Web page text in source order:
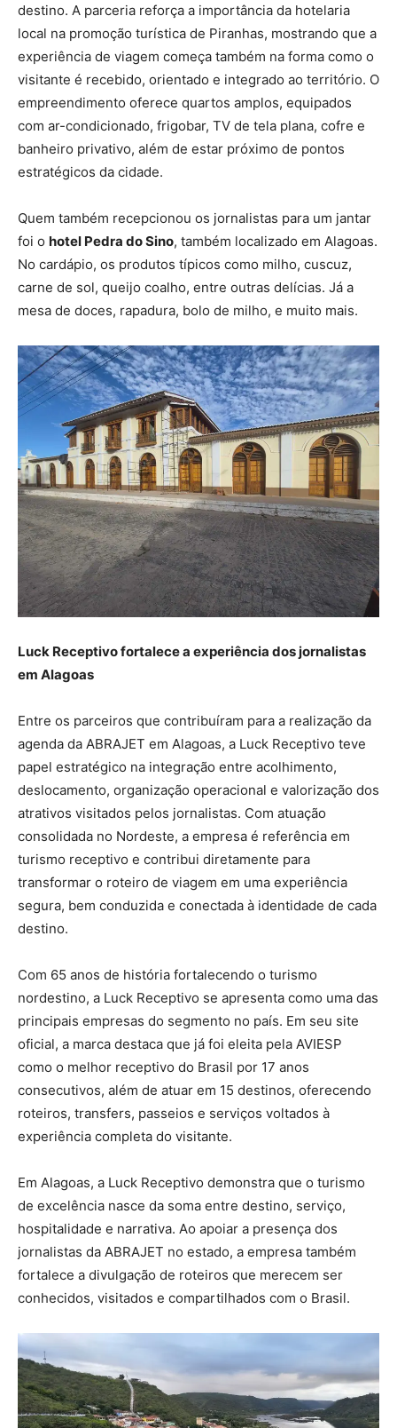
destino. A parceria reforça a importância da hotelaria
local na promoção turística de Piranhas, mostrando que a
experiência de viagem começa também na forma como o
visitante é recebido, orientado e integrado ao território. O
empreendimento oferece quartos amplos, equipados
com ar-condicionado, frigobar, TV de tela plana, cofre e
banheiro privativo, além de estar próximo de pontos
estratégicos da cidade.
Quem também recepcionou os jornalistas para um jantar
foi o hotel Pedra do Sino, também localizado em Alagoas.
No cardápio, os produtos típicos como milho, cuscuz,
carne de sol, queijo coalho, entre outras delícias. Já a
mesa de doces, rapadura, bolo de milho, e muito mais.
Luck Receptivo fortalece a experiência dos jornalistas
em Alagoas
Entre os parceiros que contribuíram para a realização da
agenda da ABRAJET em Alagoas, a Luck Receptivo teve
papel estratégico na integração entre acolhimento,
deslocamento, organização operacional e valorização dos
atrativos visitados pelos jornalistas. Com atuação
consolidada no Nordeste, a empresa é referência em
turismo receptivo e contribui diretamente para
transformar o roteiro de viagem em uma experiência
segura, bem conduzida e conectada à identidade de cada
destino.
Com 65 anos de história fortalecendo o turismo
nordestino, a Luck Receptivo se apresenta como uma das
principais empresas do segmento no país. Em seu site
oficial, a marca destaca que já foi eleita pela AVIESP
como o melhor receptivo do Brasil por 17 anos
consecutivos, além de atuar em 15 destinos, oferecendo
roteiros, transfers, passeios e serviços voltados à
experiência completa do visitante.
Em Alagoas, a Luck Receptivo demonstra que o turismo
de excelência nasce da soma entre destino, serviço,
hospitalidade e narrativa. Ao apoiar a presença dos
jornalistas da ABRAJET no estado, a empresa também
fortalece a divulgação de roteiros que merecem ser
conhecidos, visitados e compartilhados com o Brasil.